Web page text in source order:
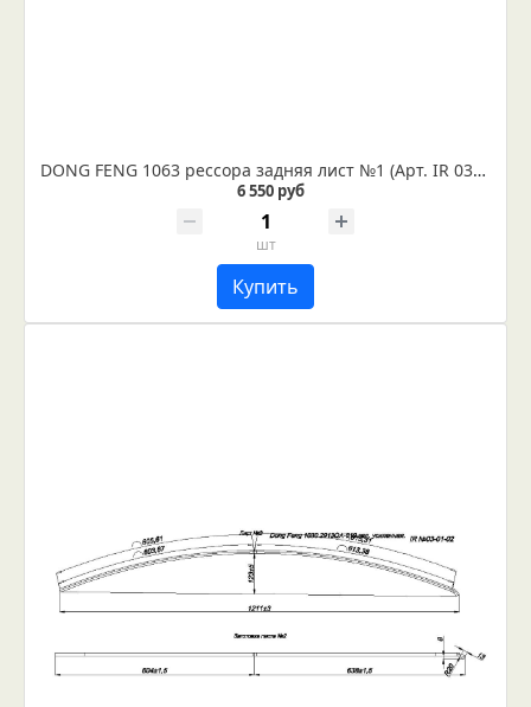
DONG FENG 1063 рессора задняя лист №1 (Арт. IR 03-03-01)
6 550 руб
шт
Купить